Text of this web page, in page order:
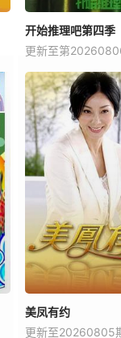
开始推理吧第四季
更新至第
美凤有约
更新至20260805